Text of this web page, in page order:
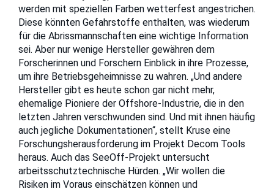
werden mit speziellen Farben wetterfest angestrichen.
Diese könnten Gefahrstoffe enthalten, was wiederum
für die Abrissmannschaften eine wichtige Information
sei. Aber nur wenige Hersteller gewähren dem
Forscherinnen und Forschern Einblick in ihre Prozesse,
um ihre Betriebsgeheimnisse zu wahren. „Und andere
Hersteller gibt es heute schon gar nicht mehr,
ehemalige Pioniere der Offshore-Industrie, die in den
letzten Jahren verschwunden sind. Und mit ihnen häufig
auch jegliche Dokumentationen“, stellt Kruse eine
Forschungsherausforderung im Projekt Decom Tools
heraus. Auch das SeeOff-Projekt untersucht
arbeitsschutztechnische Hürden. „Wir wollen die
Risiken im Voraus einschätzen können und